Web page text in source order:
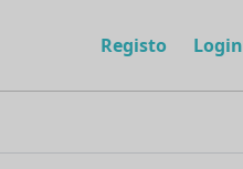
Registo Login